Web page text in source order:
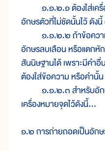
๑.๑.๒.๑ ต้องใส่เครื่อ
อักษรตัวที่ไม่ชัดนั้นไว้ ดังนี้
๑.๑.๒.๒ ถ้าข้อความใ
อักษรลบเลือน หรือแตกหั
สันนิษฐานได้ เพราะมีคำ
ต้องใส่ข้อความ หรือคำนั้น
๑.๑.๒.๓ สำหรับอักษร
เครื่องหมายจุดไว้ดังนี้...
๑.๒ การถ่ายถอดเป็นอัก